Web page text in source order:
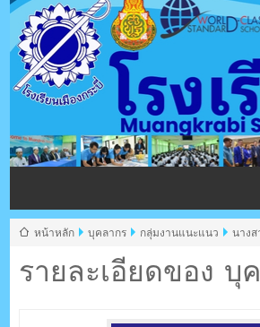
โรงเรีย
กระบี่
ตรัง ก
รายละเอียดของ บุ
หน้าหลัก บุคลากร กลุ่มงานแนะแนว นาง